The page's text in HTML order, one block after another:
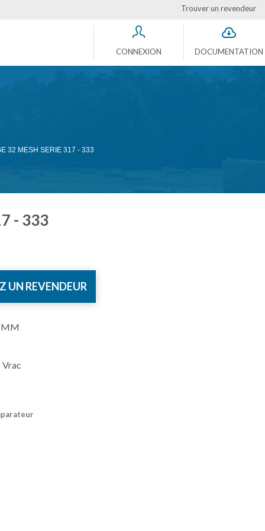
Trouver un revendeur
CONNEXION DOCUMENTATION
32 MESH SERIE 317 - 333
- 333
UN REVENDEUR
MM